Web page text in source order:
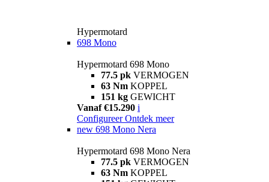
Hypermotard
698 Mono
Hypermotard 698 Mono
77.5 pk VERMOGEN
63 Nm KOPPEL
151 kg GEWICHT
Vanaf €15.290 i
Configureer Ontdek meer
new 698 Mono Nera
Hypermotard 698 Mono Nera
77.5 pk VERMOGEN
63 Nm KOPPEL